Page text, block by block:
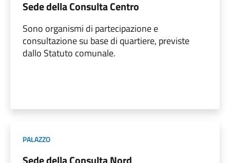
Sede della Consulta Centro
Sono organismi di partecipazione e
consultazione su base di quartiere, previste
dallo Statuto comunale.
PALAZZO